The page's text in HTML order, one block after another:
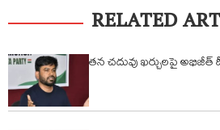
RELATED
తన చదువు ఖర్చులపై